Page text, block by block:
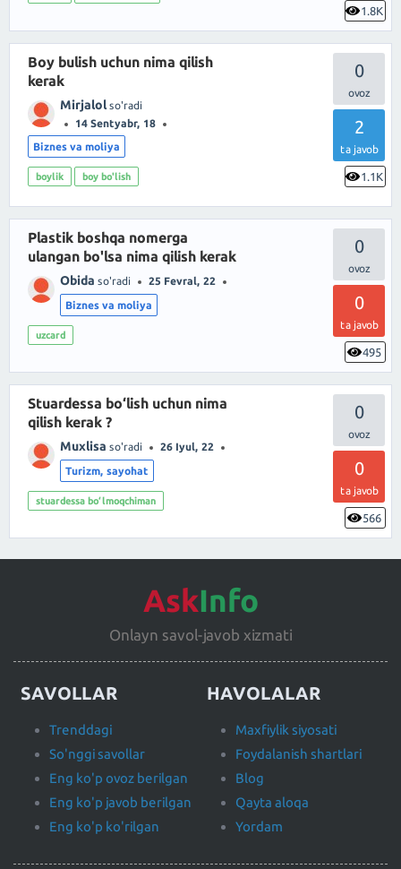
1.8K
0
2
ta javob
1.1K
Boy bulish uchun nima qilish
kerak
Mirjalol so'radi
14 Sentyabr, 18
Biznes va moliya
boylik boy bo'lish
0
0
ta javob
495
Plastik boshqa nomerga
ulangan bo'lsa nima qilish kerak
Obida so'radi 25 Fevral, 22
Biznes va moliya
uzcard
0
0
ta javob
566
Stuardessa bo‘lish uchun nima
qilish kerak ?
Muxlisa so'radi 26 Iyul, 22
Turizm, sayohat
stuardessa bo‘lmoqchiman
AskInfo
Onlayn savol-javob xizmati
SAVOLLAR
Trenddagi
So'nggi savollar
Eng ko'p ovoz berilgan
Eng ko'p javob berilgan
Eng ko'p ko'rilgan
HAVOLALAR
Maxfiylik siyosati
Foydalanish shartlari
Blog
Qayta aloqa
Yordam